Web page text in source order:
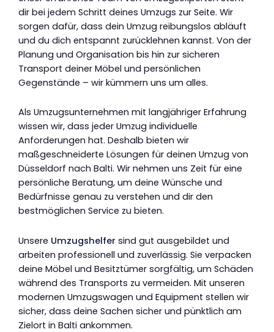
dir bei jedem Schritt deines Umzugs zur Seite. Wir
sorgen dafür, dass dein Umzug reibungslos abläuft
und du dich entspannt zurücklehnen kannst. Von der
Planung und Organisation bis hin zur sicheren
Transport deiner Möbel und persönlichen
Gegenstände – wir kümmern uns um alles.
Als Umzugsunternehmen mit langjähriger Erfahrung
wissen wir, dass jeder Umzug individuelle
Anforderungen hat. Deshalb bieten wir
maßgeschneiderte Lösungen für deinen Umzug von
Düsseldorf nach Balti. Wir nehmen uns Zeit für eine
persönliche Beratung, um deine Wünsche und
Bedürfnisse genau zu verstehen und dir den
bestmöglichen Service zu bieten.
Unsere Umzugshelfer sind gut ausgebildet und
arbeiten professionell und zuverlässig. Sie verpacken
deine Möbel und Besitztümer sorgfältig, um Schäden
während des Transports zu vermeiden. Mit unseren
modernen Umzugswagen und Equipment stellen wir
sicher, dass deine Sachen sicher und pünktlich am
Zielort in Balti ankommen.